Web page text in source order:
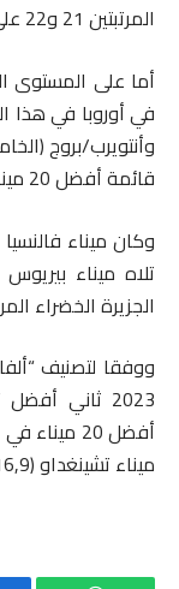
المرتبتين 21 و22 على التوالي عالميا.
أما على المستوى
في أوروبا في هذا
وأنتويرب/بروج
قائمة أفضل 20 ميناء في العالم.
الجزيرة الخضراء المرتبة 42
ووفقا لتصنيف
2023 ثاني
ميناء تشينغداو (16,9 في المائة).